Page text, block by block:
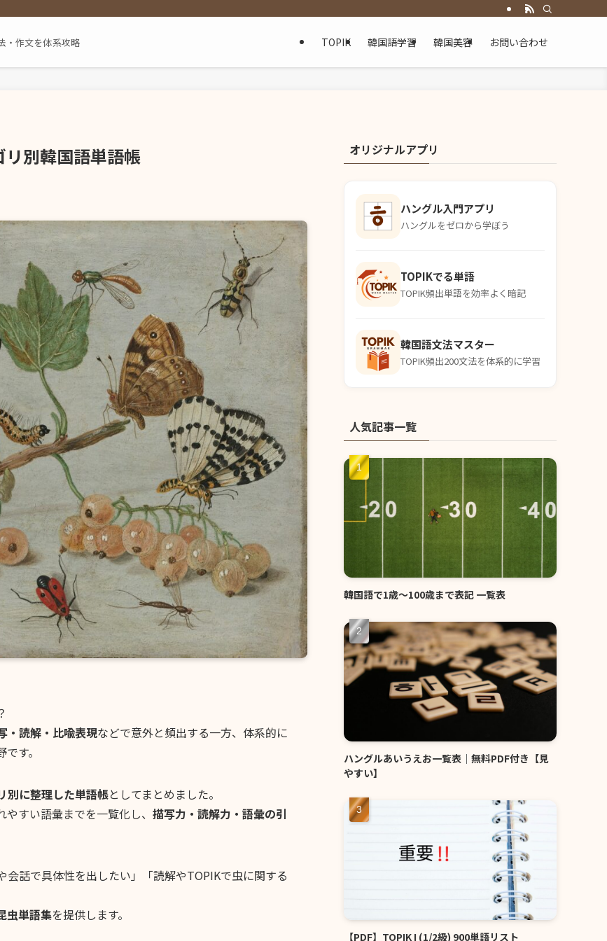
・作文を体系攻略 TOPIK 韓国語学習 韓国美容 お問い合わせ
別韓国語単語帳
・読解・比喩表現などで意外と頻出する一方、体系的に
す。
別に整理した単語帳としてまとめました。
すい語彙までを一覧化し、 描写力・読解力・語彙の引
会話で具体性を出したい」「読解やTOPIKで虫に関する
虫単語集を提供します。
オリジナルアプリ
ハングル入門アプリ
ハングルをゼロから学ぼう
TOPIKでる単語
TOPIK頻出単語を効率よく暗記
韓国語文法マスター
TOPIK頻出200文法を体系的に学習
人気記事一覧
韓国語で1歳〜100歳まで表記 一覧表
ハングルあいうえお一覧表｜無料PDF付き【見
やすい】
【PDF】TOPIK I (1/2級) 900単語リスト